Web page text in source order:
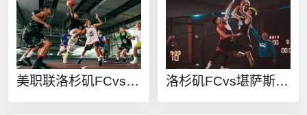
美职联洛杉矶FCvs堪萨斯城竞技在线观看 洛杉矶FCvs堪萨斯城竞技直播